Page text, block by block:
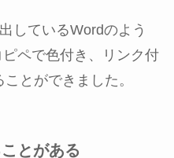
しているWordのよう
ペで色付き、リンク付
とができました。
とがある